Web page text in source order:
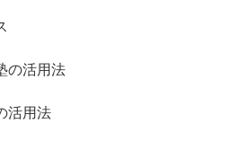
の活用法
活用法